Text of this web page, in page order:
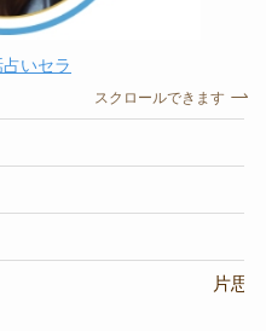
いセラ
スクロールできます
片思